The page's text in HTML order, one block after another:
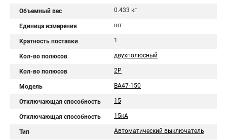
Объемный вес 0.433 кг
Единица измерения шт
Кратность поставки 1
Кол-во полюсов двухполюсный
Кол-во полюсов 2Р
Модель ВА47-150
Отключающая способность 15
Отключающая способность 15кА
Тип Автоматический выключатель